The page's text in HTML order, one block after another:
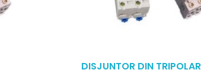
DISJUNTOR DIN TRIPOLAR